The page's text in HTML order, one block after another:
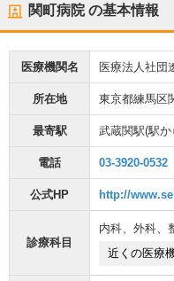
関町病院の基本情報
医療機関名 医療法人社団
所在地 東京都練馬区
最寄駅 武蔵関駅(駅か
電話 03-3920-0532
公式HP http://
診療科目
内科、 外科、
近くの医療